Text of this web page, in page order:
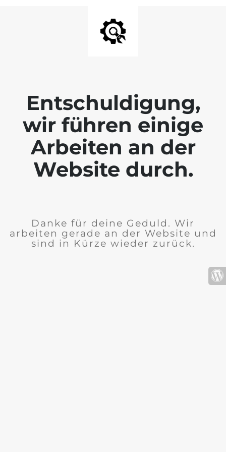
Entschuldigung,
wir führen einige
Arbeiten an der
Website durch.
Danke für deine Geduld. Wir
arbeiten gerade an der Website und
sind in Kürze wieder zurück.